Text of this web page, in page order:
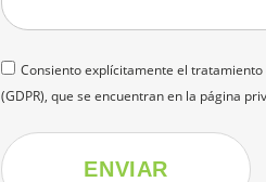
Consiento explícitamente el
(GDPR), que se encuentran en la página
ENVIAR